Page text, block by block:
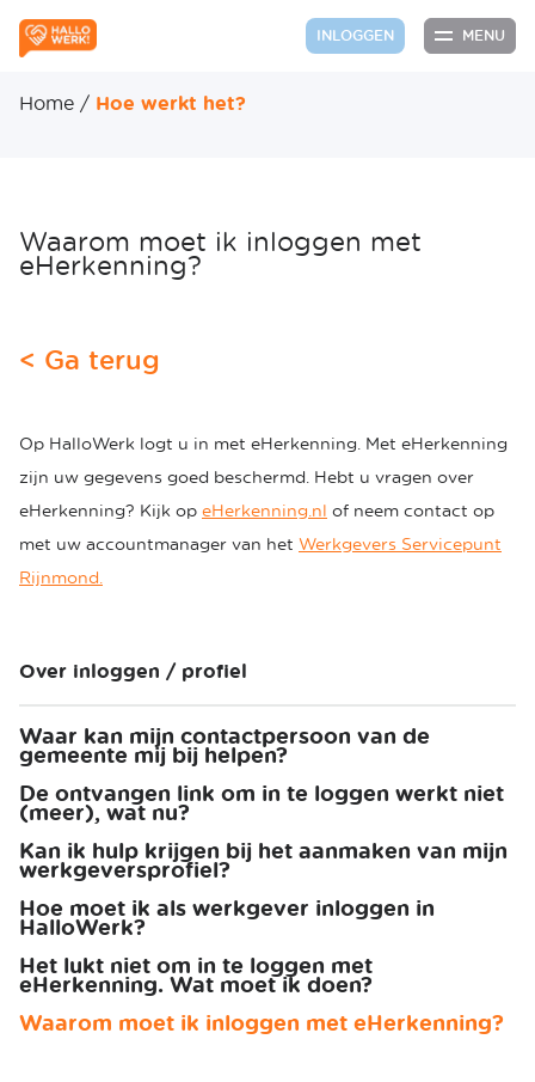
INLOGGEN MENU
Home / Hoe werkt het?
Waarom moet ik inloggen met
eHerkenning?
< Ga terug
Op HalloWerk logt u in met eHerkenning. Met eHerkenning
zijn uw gegevens goed beschermd. Hebt u vragen over
eHerkenning? Kijk op eHerkenning.nl of neem contact op
met uw accountmanager van het Werkgevers Servicepunt
Rijnmond.
Over inloggen / profiel
Waar kan mijn contactpersoon van de
gemeente mij bij helpen?
De ontvangen link om in te loggen werkt niet
(meer), wat nu?
Kan ik hulp krijgen bij het aanmaken van mijn
werkgeversprofiel?
Hoe moet ik als werkgever inloggen in
HalloWerk?
Het lukt niet om in te loggen met
eHerkenning. Wat moet ik doen?
Waarom moet ik inloggen met eHerkenning?